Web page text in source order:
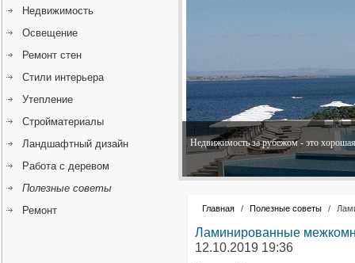
Недвижимость за рубежом - это
Главная / Полезные советы /
Ламинированные
12.10.2019 19:36
Недвижимость
Освещение
Ремонт стен
Стили интерьера
Утепление
Стройматериалы
Ландшафтный дизайн
Работа с деревом
Полезные советы
Ремонт